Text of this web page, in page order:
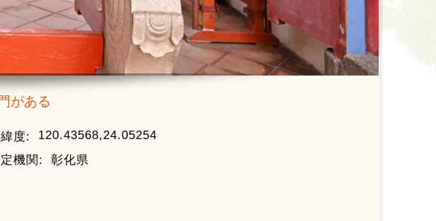
がある
度:
120.43568,24.05254
機関:
彰化県